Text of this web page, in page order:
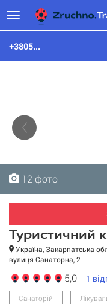
+3805...
12 фото
12 фото
12 фото
12 фото
12 фото
12 фото
12 фото
12 фото
12 фото
12 фото
12 фото
12 фото
Туристичний
Україна, Закарпатська
вулиця Санаторна, 2
5,0 1
Санаторій